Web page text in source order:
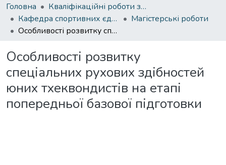
Головна
Кваліфікаційні роботи здобувачів вищої освіти
Кафедра спортивних єдиноборств та силових видів спорту
Магістерські роботи
Особливості розвитку спеціальних рухових здібностей юних тхеквондистів на етапі попередньої базової підготовки
Особливості розвитку
спеціальних рухових здібностей
юних тхеквондистів на етапі
попередньої базової підготовки